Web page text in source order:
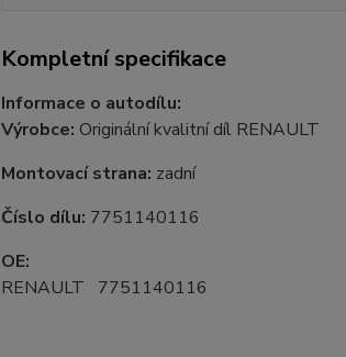
Kompletní specifikace
Informace o autodílu:
Výrobce: Originální kvalitní díl RENAULT
Montovací strana: zadní
Číslo dílu: 7751140116
OE:
RENAULT 7751140116